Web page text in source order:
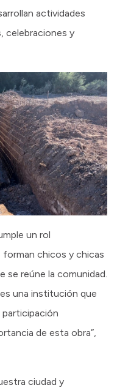
actividades
celebraciones y
un rol
forman chicos y chicas
se reúne la comunidad.
una institución que
de esta obra”,
ciudad y